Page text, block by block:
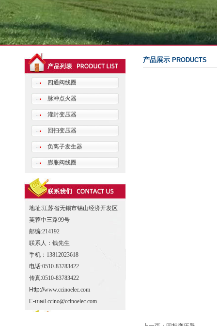
四通阀线圈
脉冲点火器
灌封变压器
回扫变压器
负离子发生器
膨胀阀线圈
地址:江苏省无锡市锡山经济开发区
芙蓉中三路99号
邮编:214192
联系人：钱先生
手机： 13812023618
电话:0510-83783422
传真:0510-83783422
Http://www.ccinoelec.com
E-mail:ccino@ccinoelec.com
产品展示 PRODUCTS